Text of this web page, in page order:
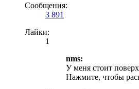
Сообщения:
3 891
Лайки:
1
nms:
У меня стоит
Нажмите, чтобы